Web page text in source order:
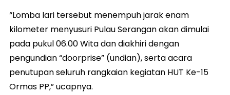
“Lomba lari tersebut menempuh jarak enam
kilometer menyusuri Pulau Serangan akan dimulai
pada pukul 06.00 Wita dan diakhiri dengan
pengundian “doorprise” (undian), serta acara
penutupan seluruh rangkaian kegiatan HUT Ke-15
Ormas PP,” ucapnya.